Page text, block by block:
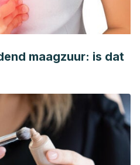
maagzuur: is dat